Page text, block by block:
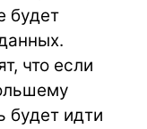
будет
что если
будет идти